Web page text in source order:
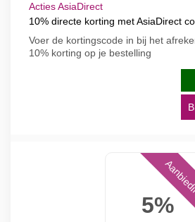
Acties AsiaDirect
10% directe korting met AsiaDirect
Voer de kortingscode in bij het
10% korting op je bestelling
5%